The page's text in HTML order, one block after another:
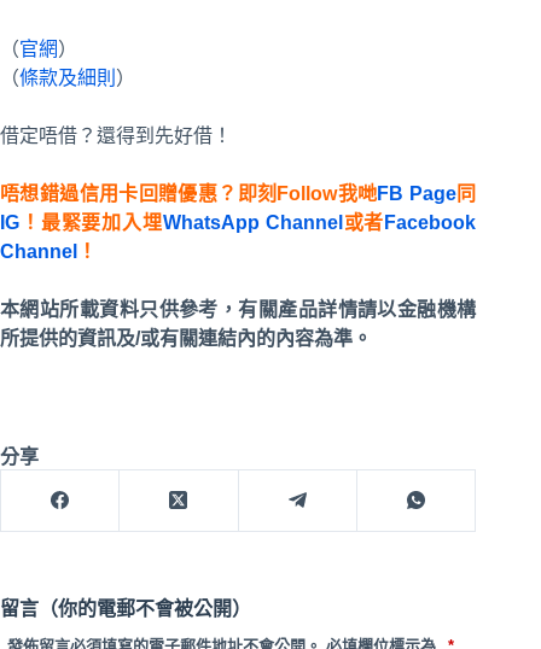
（官網）
（條款及細則 ）
借定唔借？還得到先好借！
唔想錯過信用卡回贈優惠？即刻Follow我哋FB Page同
IG ！最緊要加入埋WhatsApp Channel 或者 Facebook
Channel
！
本網站所載資料只供參考，有關產品詳情請以金融機構
所提供的資訊及/或有關連結內的內容為準。
分享
留言（你的電郵不會被公開）